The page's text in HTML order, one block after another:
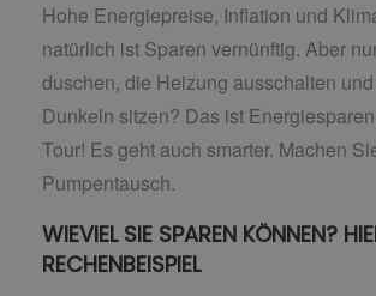
Hohe Energiepreise, Inflation und
natürlich ist Sparen vernünftig. Aber
duschen, die Heizung ausschalten
Dunkeln sitzen? Das ist
Tour! Es geht auch smarter. Machen
Pumpentausch.
WIEVIEL SIE SPAREN KÖNNEN?
RECHENBEISPIEL